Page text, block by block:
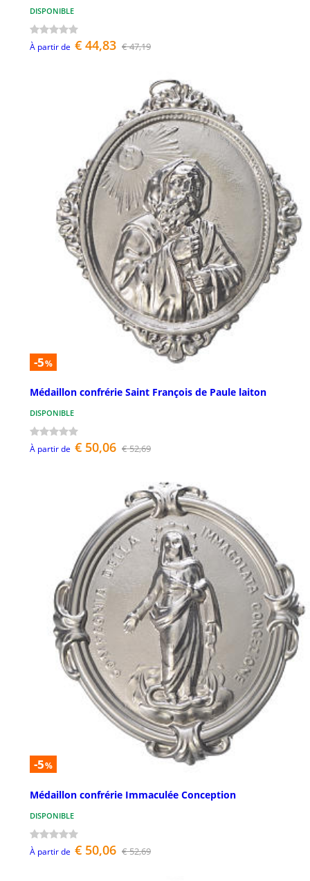
DISPONIBLE
À partir de € 44,83 € 47,19
-5%
Médaillon confrérie Saint François de Paule laiton
DISPONIBLE
À partir de € 50,06 € 52,69
-5%
Médaillon confrérie Immaculée Conception
DISPONIBLE
À partir de € 50,06 € 52,69